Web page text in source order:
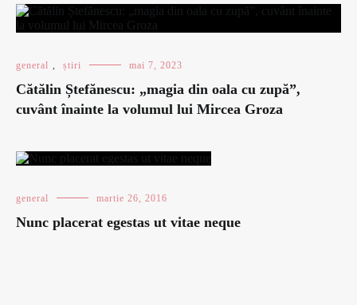
general știri mai 7, 2023
Cătălin Ștefănescu: „magia din oala cu zupă”,
cuvânt înainte la volumul lui Mircea Groza
general martie 26, 2016
Nunc placerat egestas ut vitae neque